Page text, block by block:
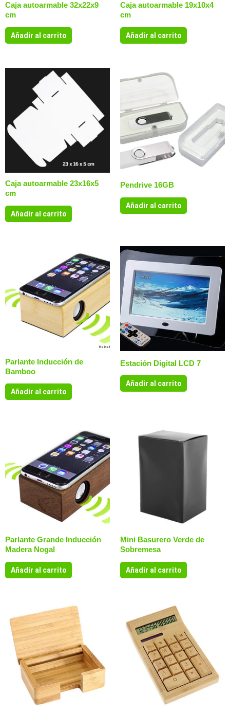
Caja autoarmable 32x22x9
cm
Añadir al carrito
Caja autoarmable 19x10x4
cm
Añadir al carrito
Caja autoarmable 23x16x5
cm
Añadir al carrito
Pendrive 16GB
Añadir al carrito
Parlante Inducción de
Bamboo
Añadir al carrito
Estación Digital LCD 7
Añadir al carrito
Parlante Grande Inducción
Madera Nogal
Añadir al carrito
Mini Basurero Verde de
Sobremesa
Añadir al carrito